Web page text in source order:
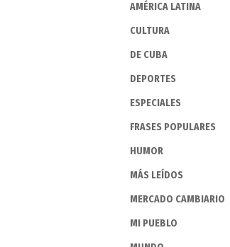
AMÉRICA LATINA
CULTURA
DE CUBA
DEPORTES
ESPECIALES
FRASES POPULARES
HUMOR
MÁS LEÍDOS
MERCADO CAMBIARIO
MI PUEBLO